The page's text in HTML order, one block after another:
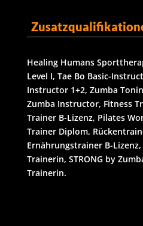
Healing Humans
Level I, Tae Bo Basic-
Instructor 1+2, Zumba
Zumba Instructor, Fitness
Trainer B-Lizenz, Pilates
Trainer Diplom,
Ernährungstrainer B-
Trainerin, STRONG by
Trainerin.